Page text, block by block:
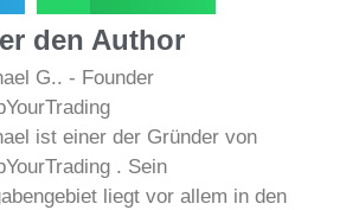
den Author
G.. - Founder
ist einer der Gründer von
. Sein
liegt vor allem in den